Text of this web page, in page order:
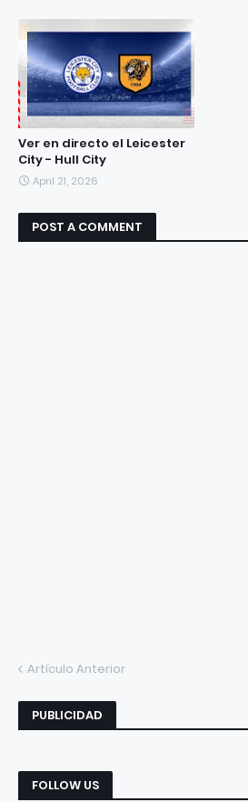
Ver en directo el Leicester
City - Hull City
April 21, 2026
POST A COMMENT
Artículo Anterior
PUBLICIDAD
FOLLOW US